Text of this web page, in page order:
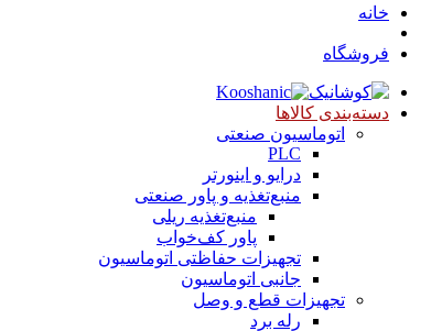
خانه
فروشگاه
دسته‌بندی کالاها
اتوماسیون صنعتی
PLC
درایو و اینورتر
منبع‌تغذیه و پاور صنعتی
منبع‌تغذیه ریلی
پاور کف‌خواب
تجهیزات حفاظتی اتوماسیون
جانبی اتوماسیون
تجهیزات قطع و وصل
رله برد